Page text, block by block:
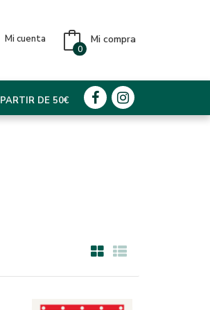
Mi cuenta Mi compra
0
DE 50€